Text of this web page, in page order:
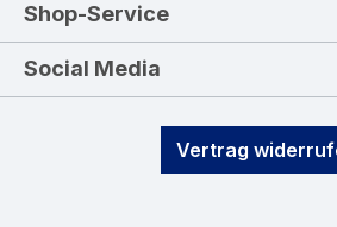
Shop-Service
Social Media
Vertrag